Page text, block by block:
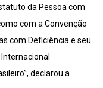
da Pessoa com
com a Convenção
com Deficiência e seu
declarou a